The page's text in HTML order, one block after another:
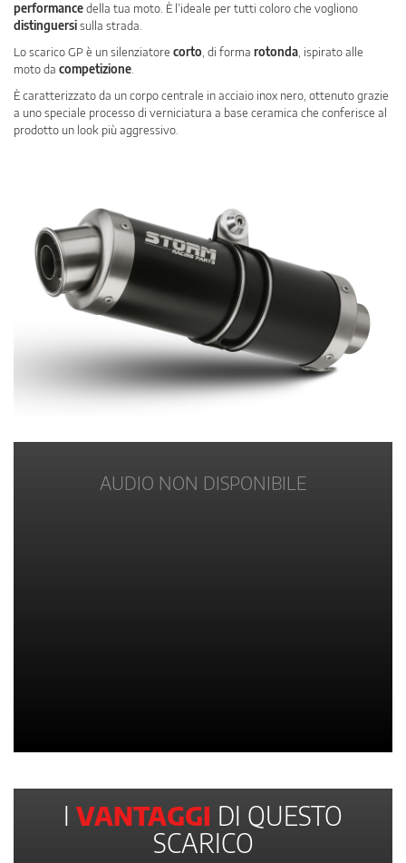
performancedella tua moto. È l’ideale per tutti coloro che vogliono
distinguersisulla strada.
Lo scarico GP è un silenziatore corto , di forma rotonda , ispirato alle
moto da competizione
È caratterizzato da un corpo centrale in acciaio inox nero, ottenuto grazie
a uno speciale processo di verniciatura a base ceramica che conferisce al
prodotto un look più aggressivo.
AUDIO NON DISPONIBILE
I VANTAGGI DI QUESTO
SCARICO